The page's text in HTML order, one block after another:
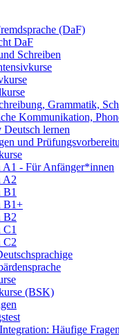
(DaF)
DaF
Schreiben
Grammatik,
Kommunikation,
lernen
und
A1 - Für Anfänger*innen
A2
B1
B1+
B2
C1
C2
(BSK)
Häufige